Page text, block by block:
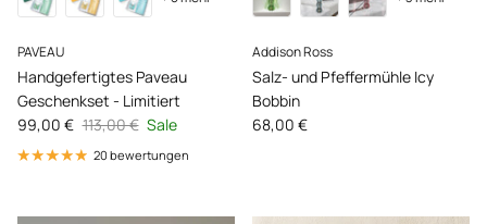
PAVEAU
Handgefertigtes Paveau
Geschenkset - Limitiert
Verkaufspreis
99,00 € Normaler Preis
113,00 € Sale
20 bewertungen
Addison Ross
Salz- und Pfeffermühle Icy
Bobbin
Normaler Preis
68,00 €